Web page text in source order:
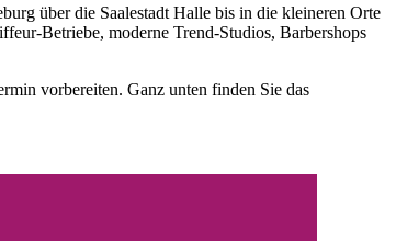
über die Saalestadt Halle bis in die kleineren Orte
Betriebe, moderne Trend-Studios, Barbershops
vorbereiten. Ganz unten finden Sie das